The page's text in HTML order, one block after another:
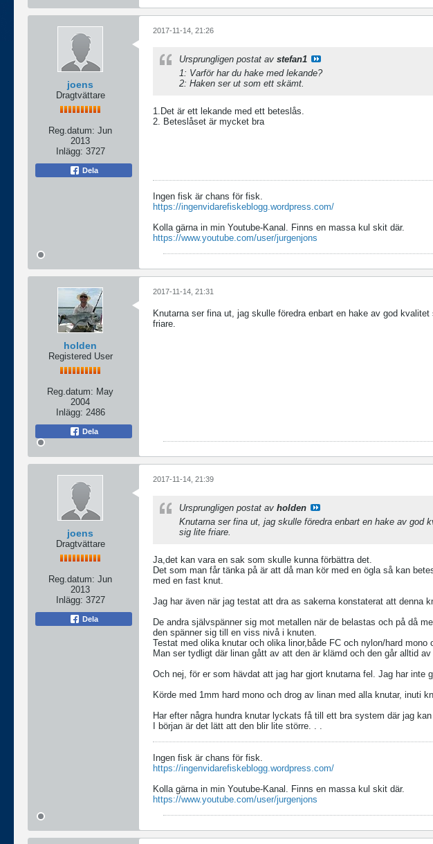
joens
Dragtvättare
Reg.datum: Jun
2013
Inlägg: 3727
Dela
2017-11-14, 21:26
Ursprungligen postat av stefan1
1: Varför har du hake med lekande?
2: Haken ser ut som ett skämt.
1.Det är ett lekande med ett beteslås.
2. Beteslåset är mycket bra
Ingen fisk är chans för fisk.
https://ingenvidarefiskeblogg.wordpress.com/
Kolla gärna in min Youtube-Kanal. Finns en massa kul skit där.
https://www.youtube.com/user/jurgenjons
holden
Registered User
Reg.datum: May
2004
Inlägg: 2486
Dela
2017-11-14, 21:31
Knutarna ser fina ut, jag skulle föredra enbart en hake av god
friare.
joens
Dragtvättare
Reg.datum: Jun
2013
Inlägg: 3727
Dela
2017-11-14, 21:39
Ursprungligen postat av holden
Knutarna ser fina ut, jag skulle föredra enbart en hake av god
sig lite friare.
Ja,det kan vara en sak som skulle kunna förbättra det.
Det som man får tänka på är att då man kör med en ögla så kan
med en fast knut.
Jag har även när jag testat att dra as sakerna konstaterat att denna
De andra självspänner sig mot metallen när de belastas och på då
den spänner sig till en viss nivå i knuten.
Testat med olika knutar och olika linor,både FC och nylon/hard
Man ser tydligt där linan gått av att den är klämd och den går alltid
Och nej, för er som hävdat att jag har gjort knutarna fel. Jag har inte
Körde med 1mm hard mono och drog av linan med alla knutar, inuti
Har efter några hundra knutar lyckats få till ett bra system där jag
I början är det lätt att den blir lite större. . .
Ingen fisk är chans för fisk.
https://ingenvidarefiskeblogg.wordpress.com/
Kolla gärna in min Youtube-Kanal. Finns en massa kul skit där.
https://www.youtube.com/user/jurgenjons